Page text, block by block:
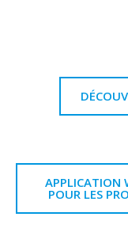
APPLICATION
POUR LES